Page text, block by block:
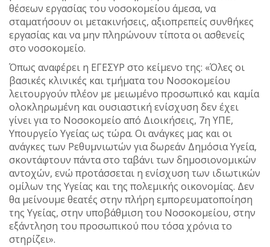
θέσεων εργασίας του νοσοκομείου άμεσα, να
σταματήσουν οι μετακινήσεις, αξιοπρεπείς συνθήκες
εργασίας και να μην πληρώνουν τίποτα οι ασθενείς
στο νοσοκομείο.
Όπως αναφέρει η ΕΓΕΣΥΡ στο κείμενο της: «Όλες οι
βασικές κλινικές και τμήματα του Νοσοκομείου
λειτουργούν πλέον με μειωμένο προσωπικό και καμία
ολοκληρωμένη και ουσιαστική ενίσχυση δεν έχει
γίνει για το Νοσοκομείο από Διοικήσεις, 7η ΥΠΕ,
Υπουργείο Υγείας ως τώρα. Οι ανάγκες μας και οι
ανάγκες των Ρεθυμνιωτών για δωρεάν Δημόσια Υγεία,
σκοντάφτουν πάντα στο ταβάνι των δημοσιονομικών
αντοχών, ενώ προτάσσεται η ενίσχυση των ιδιωτικών
ομίλων της Υγείας και της πολεμικής οικονομίας. Δεν
θα μείνουμε θεατές στην πλήρη εμπορευματοποίηση
της Υγείας, στην υποβάθμιση του Νοσοκομείου, στην
εξάντληση του προσωπικού που τόσα χρόνια το
στηρίζει».